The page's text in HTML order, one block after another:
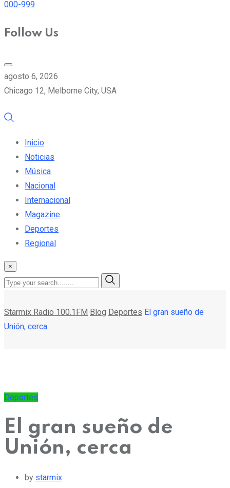
000-999
Follow Us
agosto 6, 2026
Chicago 12, Melborne City, USA
Inicio
Noticias
Música
Nacional
Internacional
Magazine
Deportes
Regional
×
Starmix Radio 100.1FM Blog Deportes El gran sueño de
Unión, cerca
Deportes
El gran sueño de
Unión, cerca
by starmix